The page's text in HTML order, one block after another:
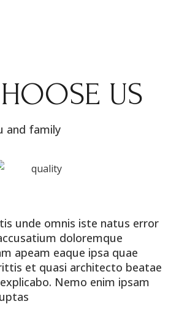
US
and family
unde omnis iste natus error
doloremque
apeam eaque ipsa quae
et quasi architecto beatae
Nemo enim ipsam